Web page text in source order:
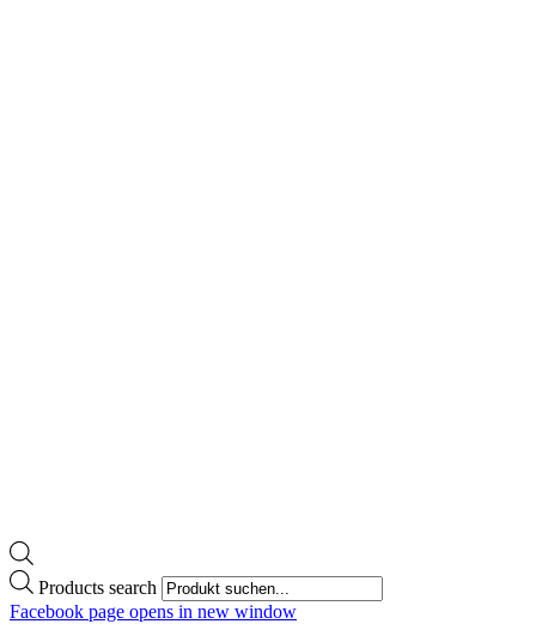
Products search
Facebook page opens in new window